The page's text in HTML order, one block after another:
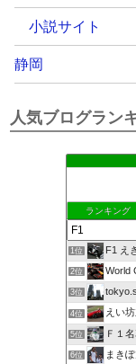
小説サイト
静岡
人気ブログラン
ランキング
1位 F1 え
2位 World
3位
4位 えい
5位 Ｆ１
6位 まき